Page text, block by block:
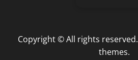
Copyright © All rights reserved.
themes.